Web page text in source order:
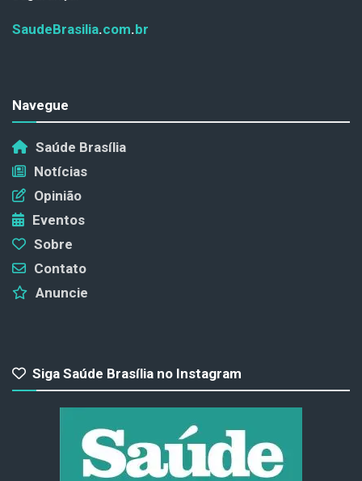
SaudeBrasilia.com.br
Navegue
Saúde Brasília
Notícias
Opinião
Eventos
Sobre
Contato
Anuncie
Siga Saúde Brasília no Instagram